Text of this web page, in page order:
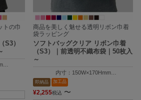
トの巾
S3）
商品を美しく魅せる透明リボン巾着
袋ラッピング
ソフトバッグクリア リボン巾着
（S3）｜前透明不織布袋｜50枚入
～
内寸：150W×170Hmm
外寸：150W×250Hmm
即納品 加工品
¥2,255税込 〜